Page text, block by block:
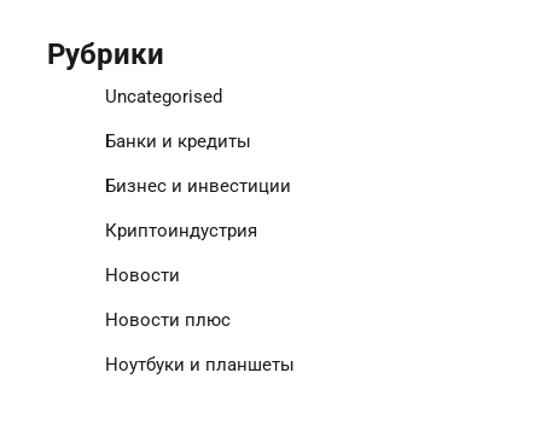
Рубрики
Uncategorised
Банки и кредиты
Бизнес и инвестиции
Криптоиндустрия
Новости
Новости плюс
Ноутбуки и планшеты